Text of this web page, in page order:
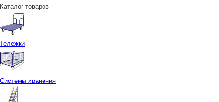
Каталог товаров
Тележки
Системы хранения